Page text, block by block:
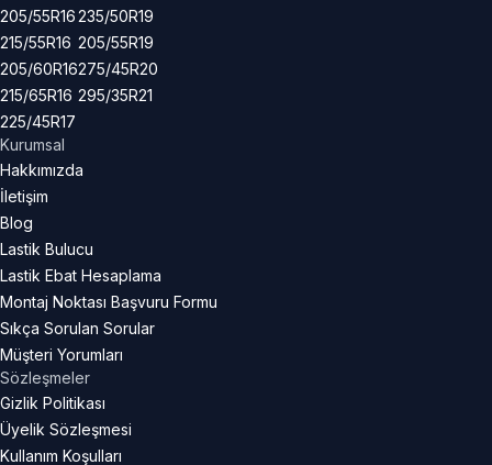
205/55R16
215/55R16
205/60R16
215/65R16
225/45R17
235/50R19
205/55R19
275/45R20
295/35R21
Kurumsal
Hakkımızda
İletişim
Blog
Lastik Bulucu
Lastik Ebat Hesaplama
Montaj Noktası Başvuru Formu
Sıkça Sorulan Sorular
Müşteri Yorumları
Sözleşmeler
Gizlik Politikası
Üyelik Sözleşmesi
Kullanım Koşulları